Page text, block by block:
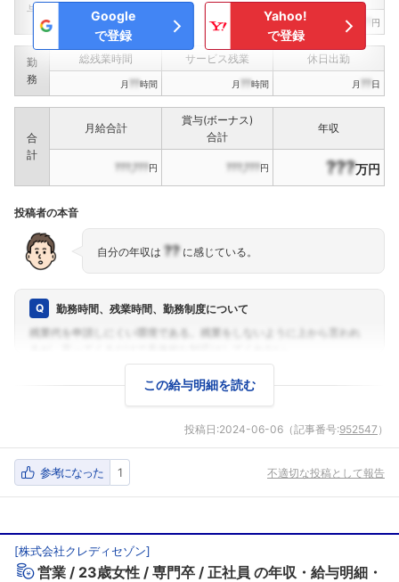
与
???,??? ???,??? 円 ???,??? 円
勤
務
総残業時間 サービス残業 休日出勤
月 ??時間 月 ??時間 月 ??日
合
計
月給合計
賞与(ボーナス)
合計
年収
???,???円 ???,???円 ???万円
Google
で登録
Yahoo!
で登録
投稿者の本音
自分の年収は ??に感じている。
勤務時間、残業時間、勤務制度について
この給与明細を読む
投稿日:2024-06-06 （記事番号:952547 ）
参考になった 1 不適切な投稿として報告
[株式会社クレディセゾン]
営業 23歳女性 専門卒 正社員 の年収・給与明細・